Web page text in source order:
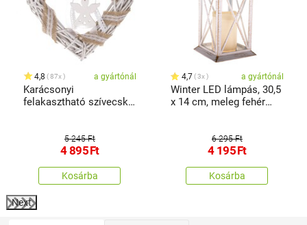
4,8 87x a gyártónál
Karácsonyi
felakasztható szívecske
5 245 Ft
4 895Ft
Kosárba
4,7 3x a gyártónál
Winter LED lámpás, 30,5
x 14 cm, meleg fehér
6 295 Ft
4 195Ft
Kosárba
Next